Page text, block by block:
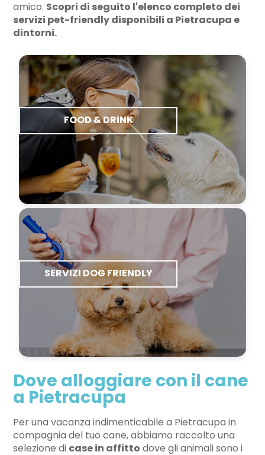
amico. Scopri di seguito l'elenco completo dei
servizi pet-friendly disponibili a Pietracupa e
dintorni.
FOOD & DRINK
SERVIZI DOG FRIENDLY
Dove alloggiare con il cane
a Pietracupa
Per una vacanza indimenticabile a Pietracupa in
compagnia del tuo cane, abbiamo raccolto una
selezione di case in affitto dove gli animali sono i